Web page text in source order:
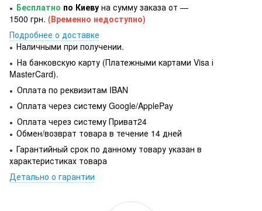
● Бесплатно по Киеву на сумму заказа от —
1500 грн. (Временно недоступно)
Подробнее о доставке
● Наличными при получении.
● На банковскую карту (Платежными картами Visa і
MasterCard).
● Оплата по реквизитам IBAN
● Оплата через систему Google/ApplePay
● Оплата через систему Приват24
● Обмен/возврат товара в течение 14 дней
● Гарантийный срок по данному товару указан в
характеристиках товара
Детально о гарантии